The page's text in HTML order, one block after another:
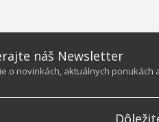
náš Newsletter
o novinkách, aktuálnych ponukách